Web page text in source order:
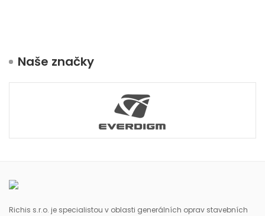
Naše značky
Richis s.r.o. je specialistou v oblasti generálních oprav stavebních